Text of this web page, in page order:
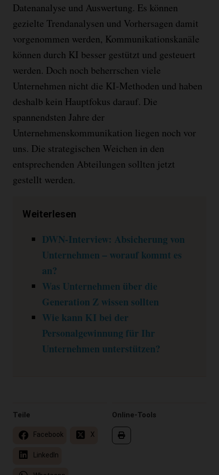
Datenanalyse und Auswertung. Es können
gezielte Trendanalysen und Vorhersagen damit
vorgenommen werden, Kommunikationskanäle
können durch KI besser gestützt und gesteuert
werden. Doch noch beherrschen viele
Unternehmen nicht die KI-Methoden und haben
deshalb kein Hauptfokus darauf. Die
spannendsten Jahre der
Unternehmenskommunikation liegen noch vor
uns. Die strategischen Weichen in den
entsprechenden Abteilungen sollten jetzt
gestellt werden.
Weiterlesen
DWN-Interview: Absicherung von
Unternehmen – worauf kommt es
an?
Was Unternehmen über die
Generation Z wissen sollten
Wie kann KI bei der
Personalgewinnung für Ihr
Unternehmen unterstützen?
Online-Tools
Teile
Facebook X
LinkedIn